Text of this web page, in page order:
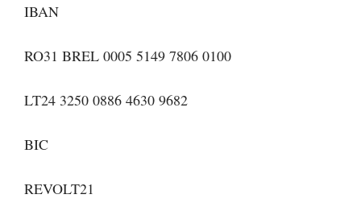
IBAN
RO31 BREL 0005 5149 7806 0100
LT24 3250 0886 4630 9682
BIC
REVOLT21